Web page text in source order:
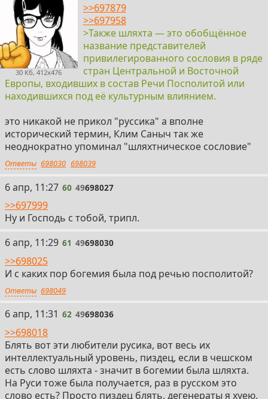
30 Кб, 412x476
>>697879
>>697958
>Также шляхта — это обобщённое
название представителей
привилегированного сословия в ряде
стран Центральной и Восточной
Европы, входивших в состав Речи Посполитой или
находившихся под её культурным влиянием.
это никакой не прикол "руссика" а вполне
исторический термин, Клим Саныч так же
неоднократно упоминал "шляхтническое сословие"
Ответы 698030 698039
60
6 апр, 11:27 60 49698027
>>697999
Ну и Господь с тобой, трипл.
61
6 апр, 11:29 61 49698030
>>698025
И с каких пор богемия была под речью посполитой?
Ответы 698049
62
6 апр, 11:31 62 49698036
>>698018
Блять вот эти любители русика, вот весь их
интеллектуальный уровень, пиздец, если в чешском
есть слово шляхта - значит в богемии была шляхта.
На Руси тоже была получается, раз в русском это
слово есть? Просто пиздец блять, дегенераты я хуею.